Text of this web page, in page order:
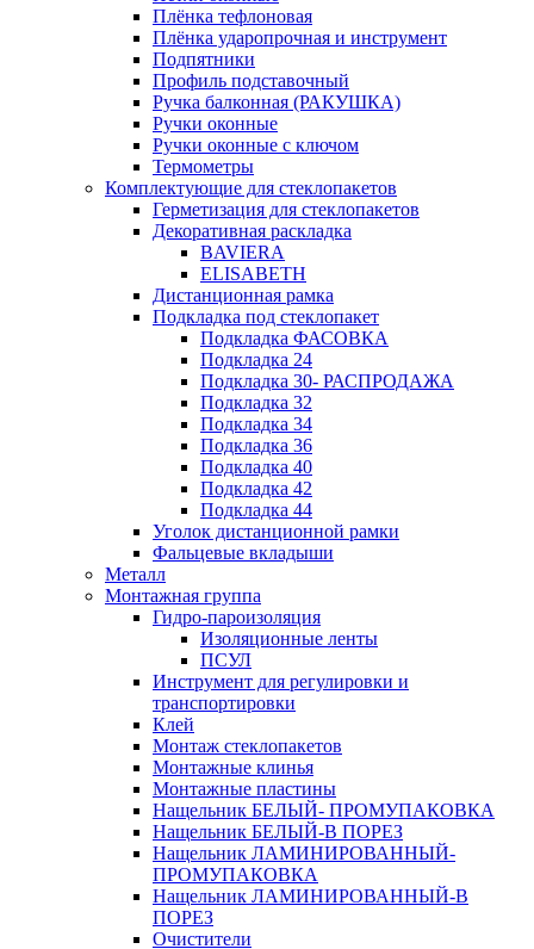
Плёнка тефлоновая
Плёнка ударопрочная и инструмент
Подпятники
Профиль подставочный
Ручка балконная (РАКУШКА)
Ручки оконные
Ручки оконные с ключом
Термометры
Комплектующие для стеклопакетов
Герметизация для стеклопакетов
Декоративная раскладка
BAVIERA
ELISABETH
Дистанционная рамка
Подкладка под стеклопакет
Подкладка ФАСОВКА
Подкладка 24
Подкладка 30- РАСПРОДАЖА
Подкладка 32
Подкладка 34
Подкладка 36
Подкладка 40
Подкладка 42
Подкладка 44
Уголок дистанционной рамки
Фальцевые вкладыши
Металл
Монтажная группа
Гидро-пароизоляция
Изоляционные ленты
ПСУЛ
Инструмент для регулировки и
транспортировки
Клей
Монтаж стеклопакетов
Монтажные клинья
Монтажные пластины
Нащельник БЕЛЫЙ- ПРОМУПАКОВКА
Нащельник БЕЛЫЙ-В ПОРЕЗ
Нащельник ЛАМИНИРОВАННЫЙ-
ПРОМУПАКОВКА
Нащельник ЛАМИНИРОВАННЫЙ-В
ПОРЕЗ
Очистители